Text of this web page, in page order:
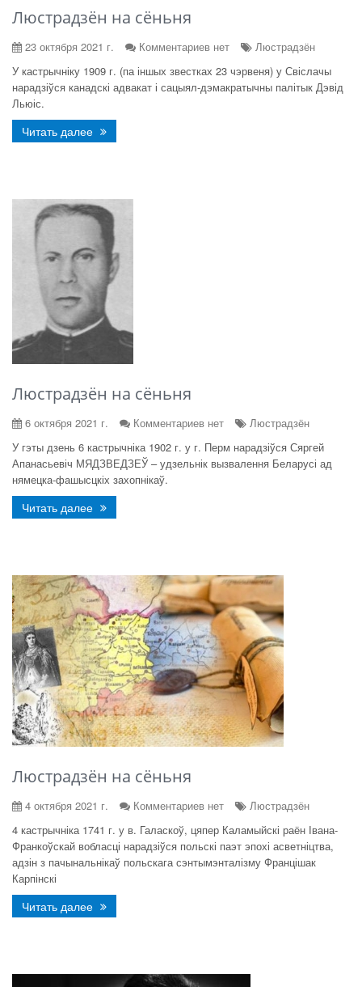
Люстрадзён на сёньня
23 октября 2021 г. Комментариев нет
Люстрадзён
У кастрычніку 1909 г. (па іншых звестках 23 чэрвеня) у Свіслачы
нарадзіўся канадскі адвакат і сацыял-дэмакратычны палітык Дэвід
Льюіс.
Читать далее
Люстрадзён на сёньня
6 октября 2021 г. Комментариев нет
Люстрадзён
У гэты дзень 6 кастрычніка 1902 г. у г. Перм нарадзіўся Сяргей
Апанасьевіч МЯДЗВЕДЗЕЎ – удзельнік вызвалення Беларусі ад
нямецка-фашысцкіх захопнікаў.
Читать далее
Люстрадзён на сёньня
4 октября 2021 г. Комментариев нет
Люстрадзён
4 кастрычніка 1741 г. у в. Галаскоў, цяпер Каламыйскі раён Івана-
Франкоўскай вобласці нарадзіўся польскі паэт эпохі асветніцтва,
адзін з пачынальнікаў польскага сэнтымэнталізму Францішак
Карпінскі
Читать далее